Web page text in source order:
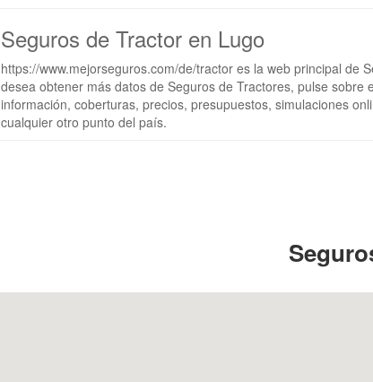
Seguros de Tractor en Lugo
https://www.mejorseguros.com/de/tractor es la web principal de
desea obtener más datos de Seguros de Tractores, pulse sobre
información, coberturas, precios, presupuestos, simulaciones
cualquier otro punto del país.